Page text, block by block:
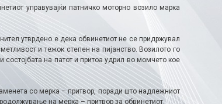
управувајќи патничко моторно возило марка
утврдено е дека обвинетиот не се придржувал
и тежок степен на пијанство. Возилото го
на патот и притоа удрил во момчето кое
со мерка – притвор, поради што надлежниот
на мерка – притвор за обвинетиот.